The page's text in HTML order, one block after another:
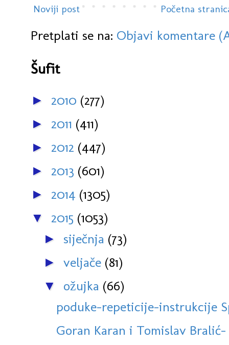
Noviji post Početna
Pretplati se na: Objavi komentare
Šufit
► 2010 (277)
► 2011 (411)
► 2012 (447)
► 2013 (601)
► 2014 (1305)
▼ 2015 (1053)
► siječnja (73)
► veljače (81)
▼ ožujka (66)
poduke-repeticije-instrukcije
Goran Karan i Tomislav